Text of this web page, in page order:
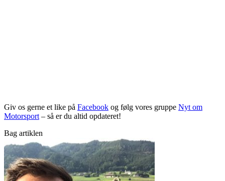
Giv os gerne et like på Facebook og følg vores gruppe Nyt om
Motorsport– så er du altid opdateret!
Bag artiklen